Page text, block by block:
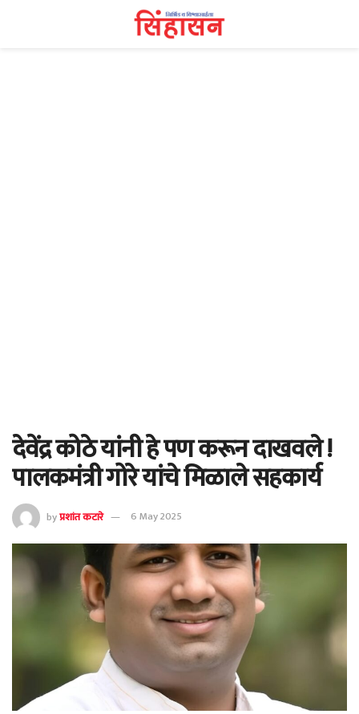
देवेंद्र कोठे यांनी हे पण करून दाखवले !
पालकमंत्री गोरे यांचे मिळाले सहकार्य
byप्रशांत कटारे 6 May 2025